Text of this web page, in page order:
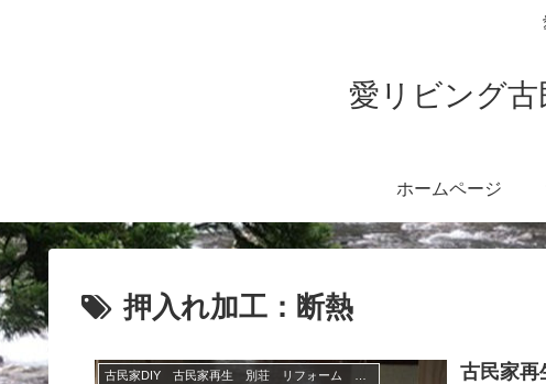
愛リビング
ホームページ
押入れ加工：断熱
古民家再